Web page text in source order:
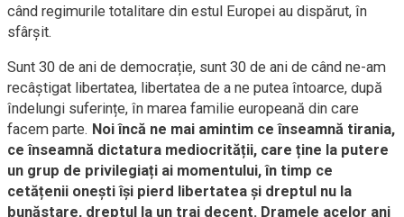
când regimurile totalitare din estul Europei au dispărut, în
sfârșit.
Sunt 30 de ani de democrație, sunt 30 de ani de când ne-am
recâștigat libertatea, libertatea de a ne putea întoarce, după
îndelungi suferințe, în marea familie europeană din care
facem parte. Noi încă ne mai amintim ce înseamnă tirania,
ce înseamnă dictatura mediocrității, care ține la putere
un grup de privilegiați ai momentului, în timp ce
cetățenii onești își pierd libertatea și dreptul nu la
bunăstare, dreptul la un trai decent. Dramele acelor ani